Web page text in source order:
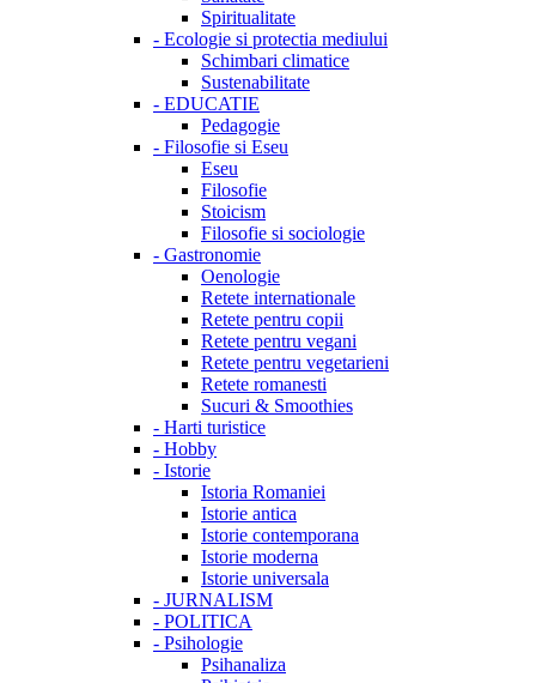
Spiritualitate
- Ecologie si protectia mediului
Schimbari climatice
Sustenabilitate
- EDUCATIE
Pedagogie
- Filosofie si Eseu
Eseu
Filosofie
Stoicism
Filosofie si sociologie
- Gastronomie
Oenologie
Retete internationale
Retete pentru copii
Retete pentru vegani
Retete pentru vegetarieni
Retete romanesti
Sucuri & Smoothies
- Harti turistice
- Hobby
- Istorie
Istoria Romaniei
Istorie antica
Istorie contemporana
Istorie moderna
Istorie universala
- JURNALISM
- POLITICA
- Psihologie
Psihanaliza